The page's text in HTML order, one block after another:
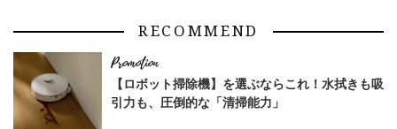
RECOMMEND
【ロボット掃除機】を選ぶならこれ！水拭きも吸
引力も、圧倒的な「清掃能力」